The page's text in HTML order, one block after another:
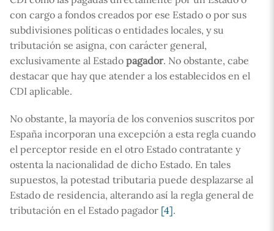
con cargo a fondos creados por ese Estado o por sus
subdivisiones políticas o entidades locales, y su
tributación se asigna, con carácter general,
exclusivamente al Estado pagador. No obstante, cabe
destacar que hay que atender a los establecidos en el
CDI aplicable.
No obstante, la mayoría de los convenios suscritos por
España incorporan una excepción a esta regla cuando
el perceptor reside en el otro Estado contratante y
ostenta la nacionalidad de dicho Estado. En tales
supuestos, la potestad tributaria puede desplazarse al
Estado de residencia, alterando así la regla general de
tributación en el Estado pagador [4].